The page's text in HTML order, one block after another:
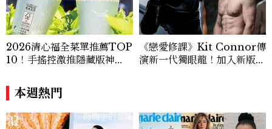
2026清心福全菜單推薦TOP
10！手搖控激推隱藏版神
《戀愛修課》Kit Connor傳
演新一代獨眼龍！加入新版
本週熱門